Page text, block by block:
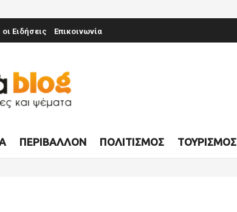
Ειδήσεις Επικοινωνία
ΠΕΡΙΒΆΛΛΟΝ ΠΟΛΙΤΙΣΜΌΣ ΤΟΥΡΙΣΜΌΣ